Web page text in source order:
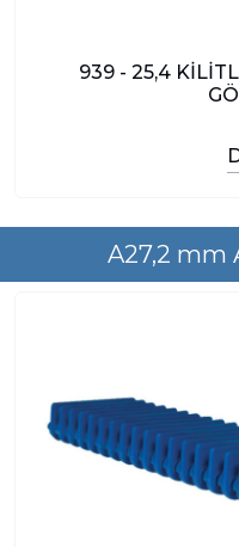
939 - 25,4
A27,2 mm